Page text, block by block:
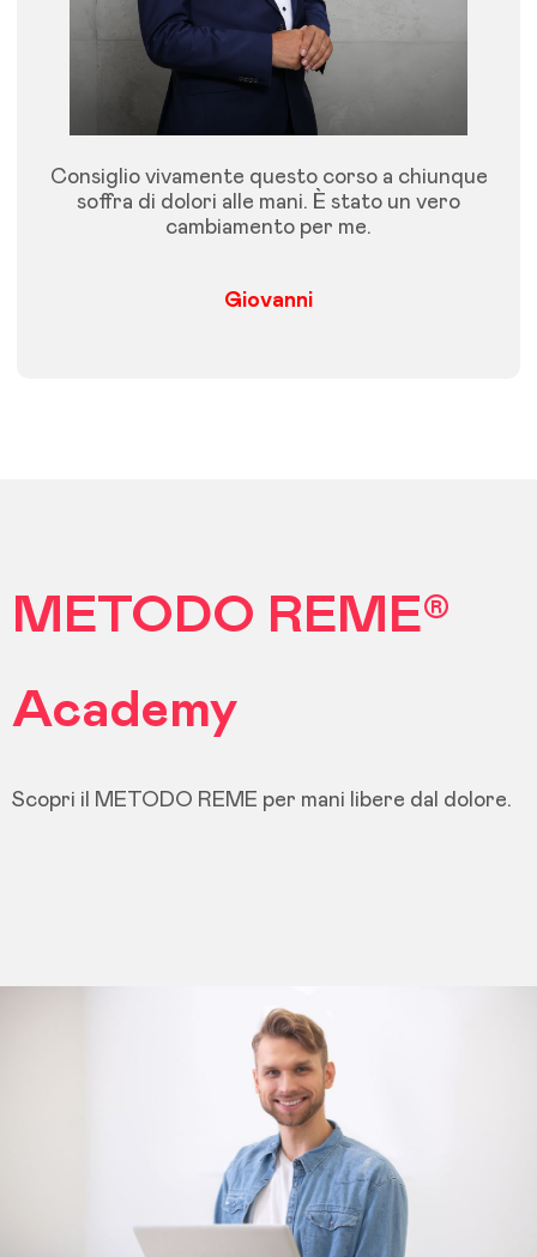
Consiglio vivamente questo corso a chiunque
soffra di dolori alle mani. È stato un vero
cambiamento per me.
Giovanni
METODO REME®
Academy
Scopri il METODO REME per mani libere dal dolore.